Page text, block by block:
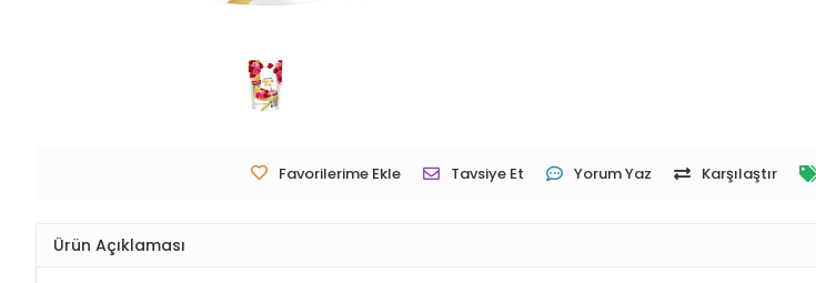
Favorilerime Ekle Tavsiye Et Yorum Yaz Karşılaştır
Ürün Açıklaması